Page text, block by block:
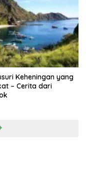
Keheningan yang
– Cerita dari